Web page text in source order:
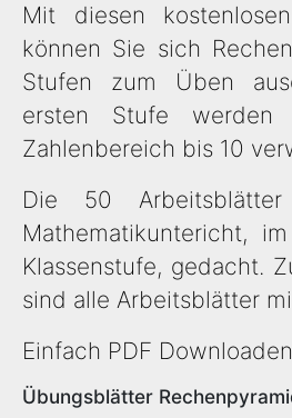
Mit diesen
können Sie sich
Stufen zum Üben
ersten Stufe
Zahlenbereich bis 10
Die 50
Mathematikuntericht,
Klassenstufe, gedacht.
sind alle Arbeitsblätter
Einfach PDF
Übungsblätter